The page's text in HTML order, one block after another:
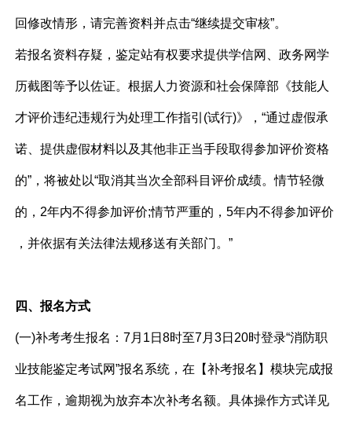
回修改情形，请完善资料并点击“继续提交审核”。
若报名资料存疑，鉴定站有权要求提供学信网、政务网学
历截图等予以佐证。根据人力资源和社会保障部《技能人
才评价违纪违规行为处理工作指引(试行)》，“通过虚假承
诺、提供虚假材料以及其他非正当手段取得参加评价资格
的”，将被处以“取消其当次全部科目评价成绩。情节轻微
的，2年内不得参加评价;情节严重的，5年内不得参加评价
，并依据有关法律法规移送有关部门。”
四、报名方式
(一)补考考生报名：7月1日8时至7月3日20时登录“消防职
业技能鉴定考试网”报名系统，在【补考报名】模块完成报
名工作，逾期视为放弃本次补考名额。具体操作方式详见